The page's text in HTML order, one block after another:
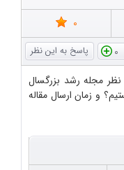
0
0
مجله رشد بزرگسال
و زمان ارسال مقاله